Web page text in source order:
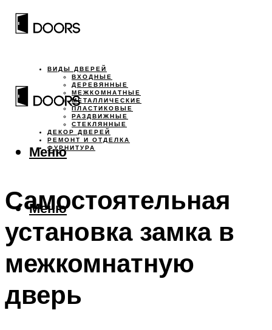
ВИДЫ ДВЕРЕЙ
ВХОДНЫЕ
ДЕРЕВЯННЫЕ
МЕЖКОМНАТНЫЕ
МЕТАЛЛИЧЕСКИЕ
ПЛАСТИКОВЫЕ
РАЗДВИЖНЫЕ
СТЕКЛЯННЫЕ
ДЕКОР ДВЕРЕЙ
РЕМОНТ И ОТДЕЛКА
ФУРНИТУРА
Меню
Меню
Самостоятельная
установка замка в
межкомнатную
дверь